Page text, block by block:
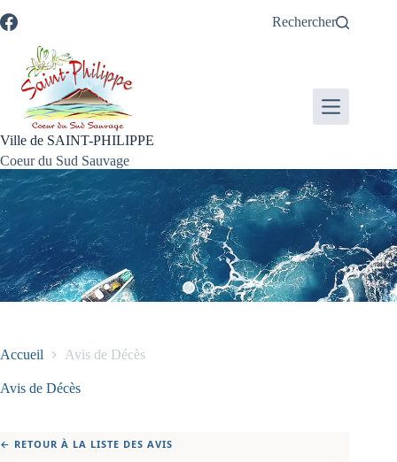
au
au
à
recherche
au
Rechercher
Ville de SAINT-PHILIPPE
Coeur du Sud Sauvage
Accueil Avis de Décès
Avis de Décès
← RETOUR À LA LISTE DES AVIS